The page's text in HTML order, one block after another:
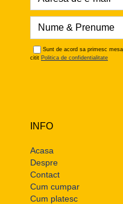
Sunt de acord sa primesc
citit Politica de confidentialitate
INFO
Acasa
Despre
Contact
Cum cumpar
Cum platesc